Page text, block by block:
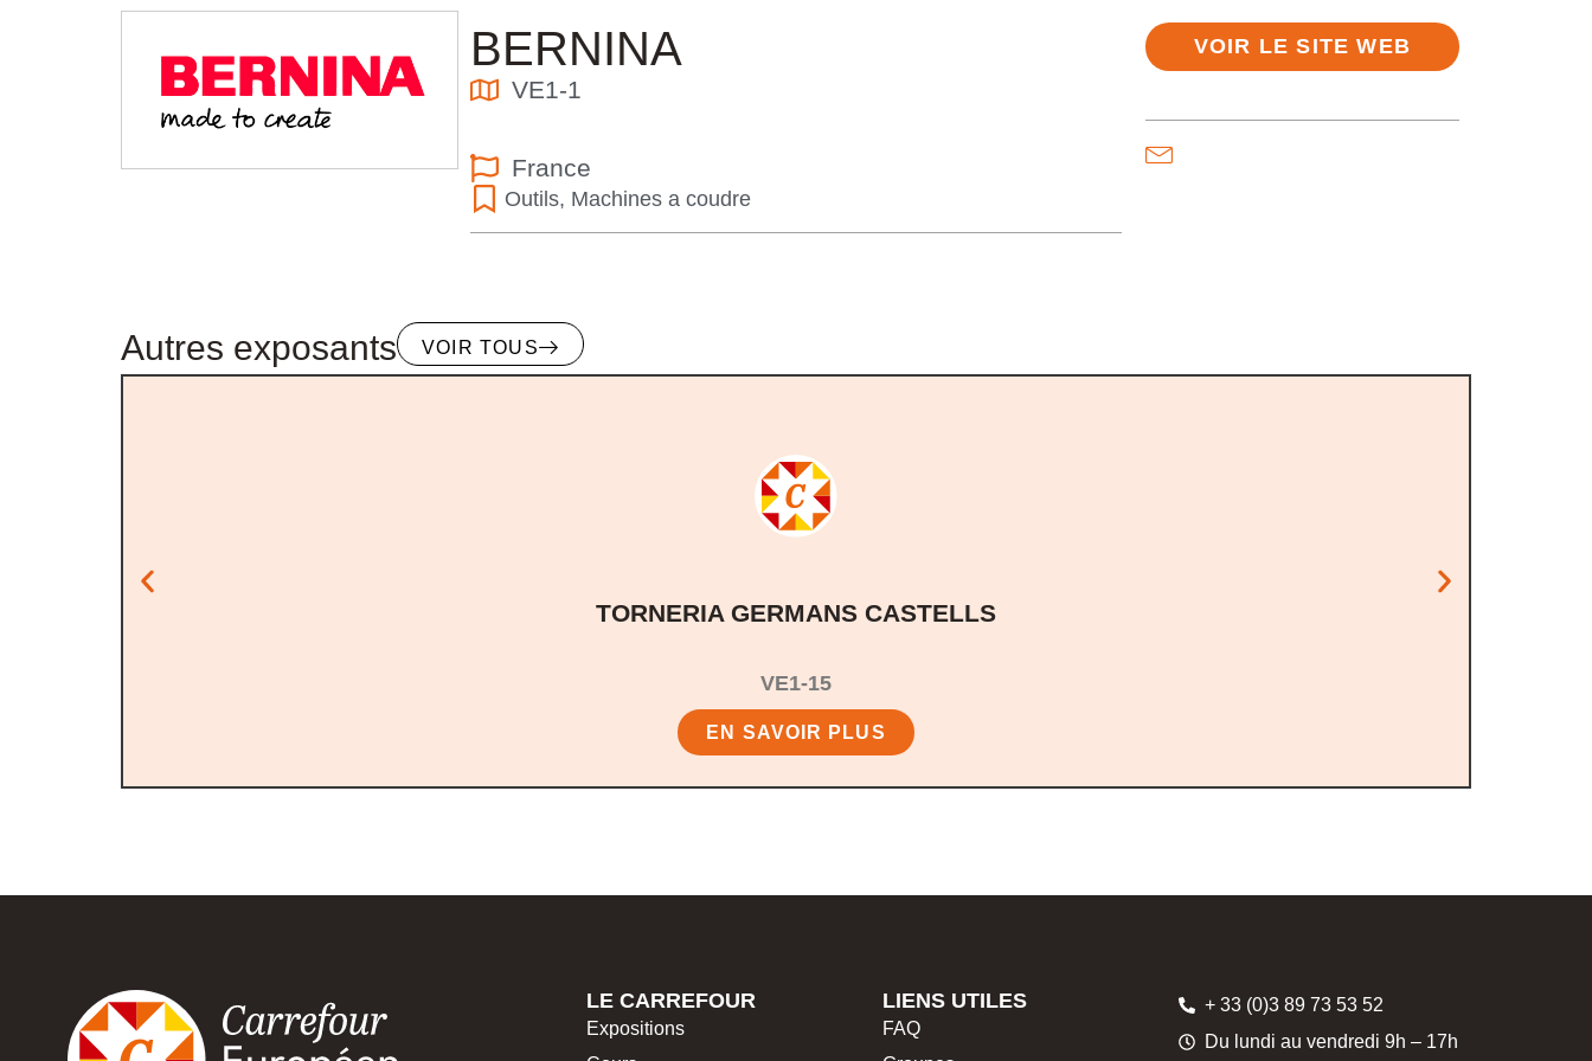
BERNINA
VE1-1
France
Outils, Machines a coudre
VOIR LE SITE WEB
Autres exposants VOIR TOUS
TORNERIA GERMANS CASTELLS
VE1-15
EN SAVOIR PLUS
LE CARREFOUR
Expositions
LIENS UTILES
FAQ
+ 33 (0)3 89 73 53 52
Du lundi au vendredi 9h – 17h